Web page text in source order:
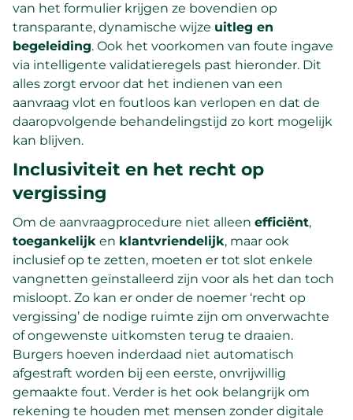
van het formulier krijgen ze bovendien op
transparante, dynamische wijze uitleg en
begeleiding. Ook het voorkomen van foute ingave
via intelligente validatieregels past hieronder. Dit
alles zorgt ervoor dat het indienen van een
aanvraag vlot en foutloos kan verlopen en dat de
daaropvolgende behandelingstijd zo kort mogelijk
kan blijven.
Inclusiviteit en het recht op
vergissing
Om de aanvraagprocedure niet alleen efficiënt,
toegankelijk en klantvriendelijk, maar ook
inclusief op te zetten, moeten er tot slot enkele
vangnetten geïnstalleerd zijn voor als het dan toch
misloopt. Zo kan er onder de noemer ‘recht op
vergissing’ de nodige ruimte zijn om onverwachte
of ongewenste uitkomsten terug te draaien.
Burgers hoeven inderdaad niet automatisch
afgestraft worden bij een eerste, onvrijwillig
gemaakte fout. Verder is het ook belangrijk om
rekening te houden met mensen zonder digitale